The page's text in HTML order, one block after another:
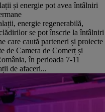
și energie pot avea întâlniri
energie regenerabilă,
se pot înscrie la întâlniri
care caută parteneri și proiecte
de Camera de Comerț și
în perioada 7-11
de afaceri...